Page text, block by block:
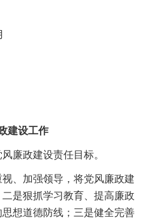
建设工作
廉政建设责任目标。
、加强领导，将党风廉政建
是狠抓学习教育、提高廉政
想道德防线；三是健全完善